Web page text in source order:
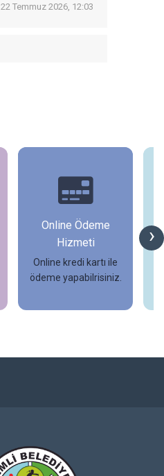
22 Temmuz 2026, 12:03
›
Online Ödeme
Hizmeti
Online kredi kartı ile
ödeme yapabilrisiniz.
İncele